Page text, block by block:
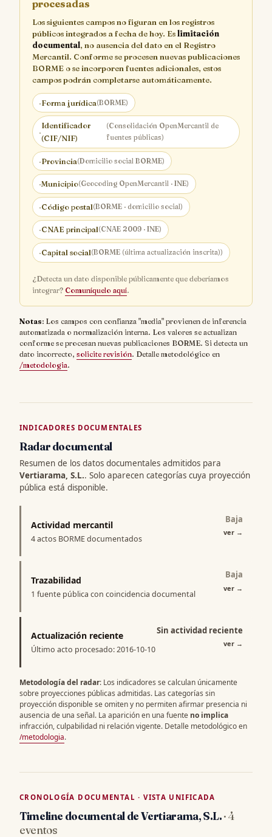
procesadas
Los siguientes campos no figuran en los registros
públicos integrados a fecha de hoy. Eslimitación
documental, no ausencia del dato en el Registro
Mercantil. Conforme se procesen nuevas publicaciones
BORME o se incorporen fuentes adicionales, estos
campos podrán completarse automáticamente.
·Forma jurídica(BORME)
·
Identificador
(CIF/NIF)
(Consolidación OpenMercantil de
fuentes públicas)
·Provincia(Domicilio social BORME)
·Municipio(Geocoding OpenMercantil · INE)
·Código postal(BORME · domicilio social)
·CNAE principal(CNAE 2009 · INE)
·Capital social(BORME (última actualización inscrita))
¿Detecta un dato disponible públicamente que deberíamos
integrar? Comuníquelo aquí.
Notas: Los campos con confianza "media" provienen de inferencia
automatizada o normalización interna. Los valores se actualizan
conforme se procesan nuevas publicaciones BORME. Si detecta un
dato incorrecto, solicite revisión. Detalle metodológico en
/metodologia.
INDICADORES DOCUMENTALES
Radar documental
Resumen de los datos documentales admitidos para
Vertiarama, S.L.. Solo aparecen categorías cuya proyección
pública está disponible.
Actividad mercantil
4 actos BORME documentados
Baja
ver →
Trazabilidad
1 fuente pública con coincidencia documental
Baja
ver →
Actualización reciente
Último acto procesado: 2016-10-10
Sin actividad reciente
ver →
Metodología del radar: Los indicadores se calculan únicamente
sobre proyecciones públicas admitidas. Las categorías sin
proyección disponible se omiten y no permiten afirmar presencia ni
ausencia de una señal. La aparición en una fuente no implica
infracción, culpabilidad ni relación vigente. Detalle metodológico en
/metodologia.
CRONOLOGÍA DOCUMENTAL · VISTA UNIFICADA
Timeline documental de Vertiarama, S.L.· 4
eventos